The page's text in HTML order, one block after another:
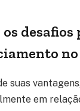
os
suas
em